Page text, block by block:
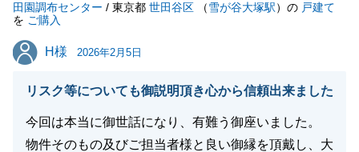
田園調布センター / 東京都 世田谷区 （雪が谷大塚駅）の 戸建て
を ご購入
H様
H様 2026年2月5日
リスク等についても御説明頂き心から信頼出来ました
今回は本当に御世話になり、有難う御座いました。
物件そのもの及びご担当者様と良い御縁を頂戴し、大